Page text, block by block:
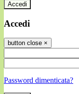
Accedi
Accedi
button close ×
Password dimenticata?